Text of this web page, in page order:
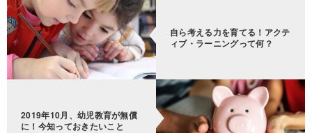
自ら考える力を育てる！アクテ
ィブ・ラーニングって何？
2019年10月、幼児教育が無償
に！今知っておきたいこと